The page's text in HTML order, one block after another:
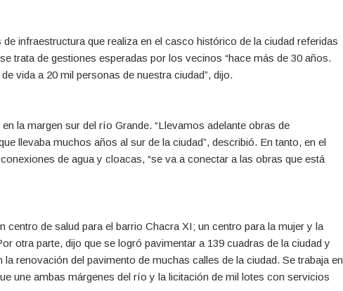
infraestructura que realiza en el casco histórico de la ciudad referidas
trata de gestiones esperadas por los vecinos “hace más de 30 años.
vida a 20 mil personas de nuestra ciudad”, dijo.
la margen sur del río Grande. “Llevamos adelante obras de
llevaba muchos años al sur de la ciudad”, describió. En tanto, en el
de agua y cloacas, “se va a conectar a las obras que está
de salud para el barrio Chacra XI; un centro para la mujer y la
otra parte, dijo que se logró pavimentar a 139 cuadras de la ciudad y
renovación del pavimento de muchas calles de la ciudad. Se trabaja en
une ambas márgenes del río y la licitación de mil lotes con servicios